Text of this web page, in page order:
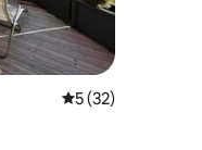
23avaliações
Classificação
5 (32)